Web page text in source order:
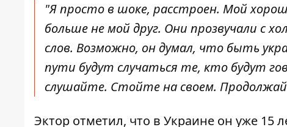
"Я просто в шоке, расстроен. Мой
больше не мой друг. Они прозвучали с
слов. Возможно, он думал, что быть
пути будут случаться те, кто будут
слушайте. Стойте на своем.
Эктор отметил, что в Украине он уже 15